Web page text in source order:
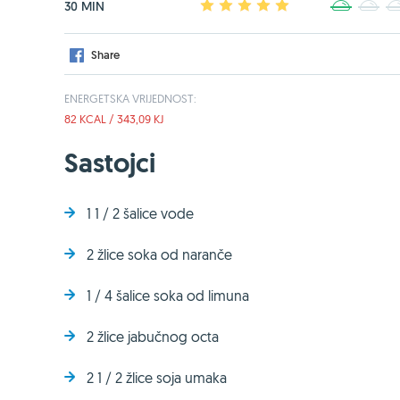
30 MIN 2 3 4
Share
ENERGETSKA VRIJEDNOST:
82 KCAL / 343,09 KJ
Sastojci
1 1 / 2 šalice vode
2 žlice soka od naranče
1 / 4 šalice soka od limuna
2 žlice jabučnog octa
2 1 / 2 žlice soja umaka